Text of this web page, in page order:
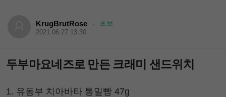
KrugBrutRose · 초보
2021.06.27 13:30
두부마요네즈로 만든 크래미 샌드위치
1. 유동부 치아바타 통밀빵 47g